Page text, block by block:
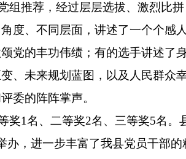
组推荐，经过层层选拔、激烈比
度、不同层面，讲述了一个个
党的丰功伟绩；有的选手讲述
、未来规划蓝图，以及人民群
委的阵阵掌声。
奖1名、二等奖2名、三等奖5名。
办，进一步丰富了我县党员干部